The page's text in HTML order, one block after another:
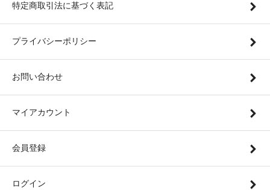
特定商取引法に基づく表記
プライバシーポリシー
お問い合わせ
マイアカウント
会員登録
ログイン